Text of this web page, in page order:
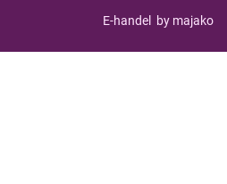
E-handel by majako